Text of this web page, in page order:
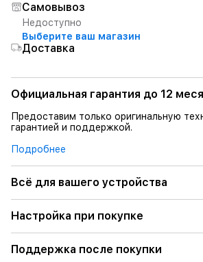
Самовывоз
Недоступно
Выберите ваш магазин
Доставка
Официальная гарантия до 12
Предоставим только оригинальную
гарантией и поддержкой.
Подробнее
Всё для вашего устройства
Настройка при покупке
Поддержка после покупки